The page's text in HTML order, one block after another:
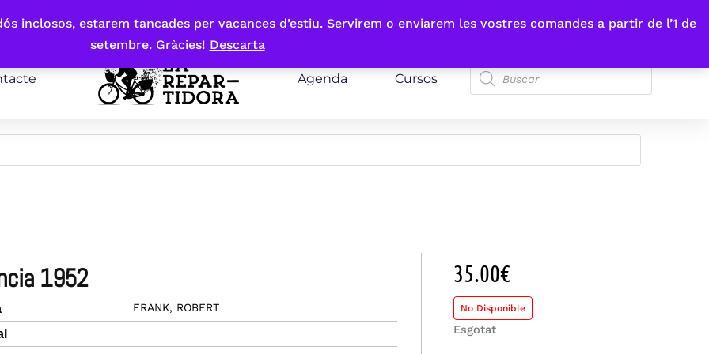
inclosos, estarem tancades per vacances d’estiu. Servirem o enviarem les vostres comandes a partir de l’1 de
setembre. Gràcies! Descarta
Agenda Cursos
1952
FRANK, ROBERT
35.00€
No Disponible
Esgotat